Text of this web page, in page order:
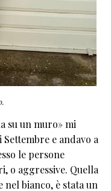
su un muro» mi
e andavo a
le persone
o aggressive. Quella
nel bianco, è stata un